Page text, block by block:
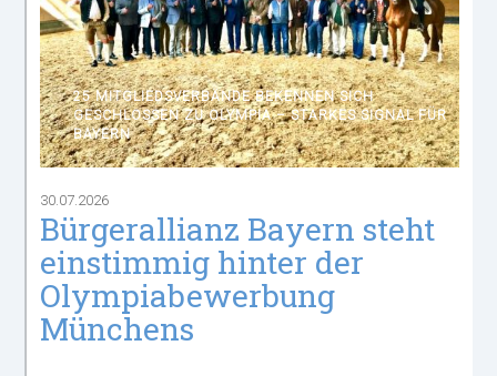
25 MITGLIEDSVERBÄNDE BEKENNEN SICH
GESCHLOSSEN ZU OLYMPIA – STARKES SIGNAL FÜR
BAYERN
30.07.2026
Bürgerallianz Bayern steht
einstimmig hinter der
Olympiabewerbung
Münchens